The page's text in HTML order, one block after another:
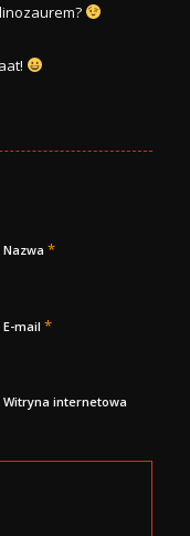
Nazwa *
E-mail *
Witryna internetowa